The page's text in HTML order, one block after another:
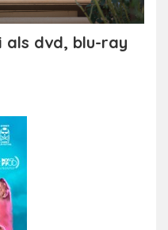
als dvd, blu-ray